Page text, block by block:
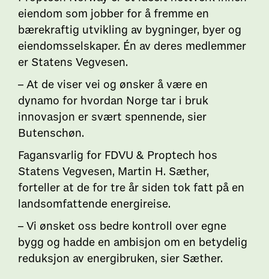
eiendom som jobber for å fremme en
bærekraftig utvikling av bygninger, byer og
eiendomsselskaper. Én av deres medlemmer
er Statens Vegvesen.
– At de viser vei og ønsker å være en
dynamo for hvordan Norge tar i bruk
innovasjon er svært spennende, sier
Butenschøn.
Fagansvarlig for FDVU & Proptech hos
Statens Vegvesen, Martin H. Sæther,
forteller at de for tre år siden tok fatt på en
landsomfattende energireise.
– Vi ønsket oss bedre kontroll over egne
bygg og hadde en ambisjon om en betydelig
reduksjon av energibruken, sier Sæther.